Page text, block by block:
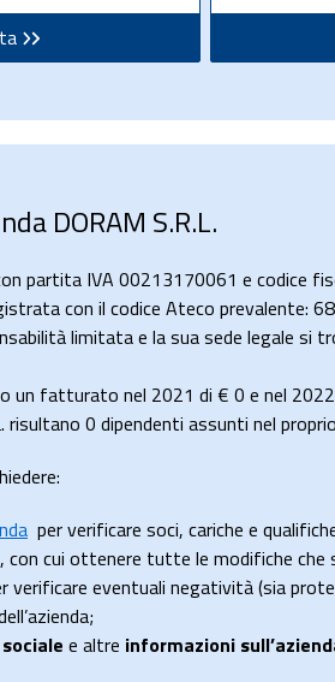
DORAM S.R.L.
partita IVA 00213170061 e codice
con il codice Ateco prevalente:
limitata e la sua sede legale si
un fatturato nel 2021 di € 0 e nel
risultano 0 dipendenti assunti nel
per verificare soci, cariche e
, con cui ottenere tutte le modifiche che
verificare eventuali negatività (sia
e altre informazioni